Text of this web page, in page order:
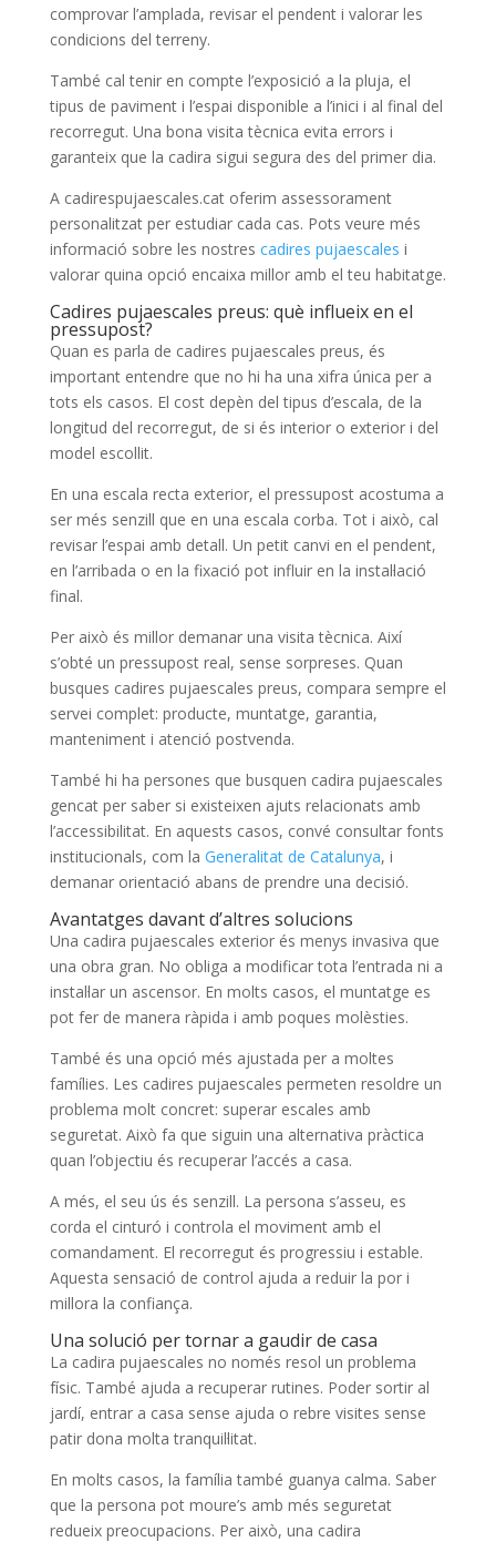
comprovar l’amplada, revisar el pendent i valorar les
condicions del terreny.
També cal tenir en compte l’exposició a la pluja, el
tipus de paviment i l’espai disponible a l’inici i al final del
recorregut. Una bona visita tècnica evita errors i
garanteix que la cadira sigui segura des del primer dia.
A cadirespujaescales.cat oferim assessorament
personalitzat per estudiar cada cas. Pots veure més
informació sobre les nostres cadires pujaescales i
valorar quina opció encaixa millor amb el teu habitatge.
Cadires pujaescales preus: què influeix en el
pressupost?
Quan es parla de cadires pujaescales preus, és
important entendre que no hi ha una xifra única per a
tots els casos. El cost depèn del tipus d’escala, de la
longitud del recorregut, de si és interior o exterior i del
model escollit.
En una escala recta exterior, el pressupost acostuma a
ser més senzill que en una escala corba. Tot i això, cal
revisar l’espai amb detall. Un petit canvi en el pendent,
en l’arribada o en la fixació pot influir en la instal·lació
final.
Per això és millor demanar una visita tècnica. Així
s’obté un pressupost real, sense sorpreses. Quan
busques cadires pujaescales preus, compara sempre el
servei complet: producte, muntatge, garantia,
manteniment i atenció postvenda.
També hi ha persones que busquen cadira pujaescales
gencat per saber si existeixen ajuts relacionats amb
l’accessibilitat. En aquests casos, convé consultar fonts
institucionals, com la Generalitat de Catalunya, i
demanar orientació abans de prendre una decisió.
Avantatges davant d’altres solucions
Una cadira pujaescales exterior és menys invasiva que
una obra gran. No obliga a modificar tota l’entrada ni a
instal·lar un ascensor. En molts casos, el muntatge es
pot fer de manera ràpida i amb poques molèsties.
També és una opció més ajustada per a moltes
famílies. Les cadires pujaescales permeten resoldre un
problema molt concret: superar escales amb
seguretat. Això fa que siguin una alternativa pràctica
quan l’objectiu és recuperar l’accés a casa.
A més, el seu ús és senzill. La persona s’asseu, es
corda el cinturó i controla el moviment amb el
comandament. El recorregut és progressiu i estable.
Aquesta sensació de control ajuda a reduir la por i
millora la confiança.
Una solució per tornar a gaudir de casa
La cadira pujaescales no només resol un problema
físic. També ajuda a recuperar rutines. Poder sortir al
jardí, entrar a casa sense ajuda o rebre visites sense
patir dona molta tranquil·litat.
En molts casos, la família també guanya calma. Saber
que la persona pot moure’s amb més seguretat
redueix preocupacions. Per això, una cadira